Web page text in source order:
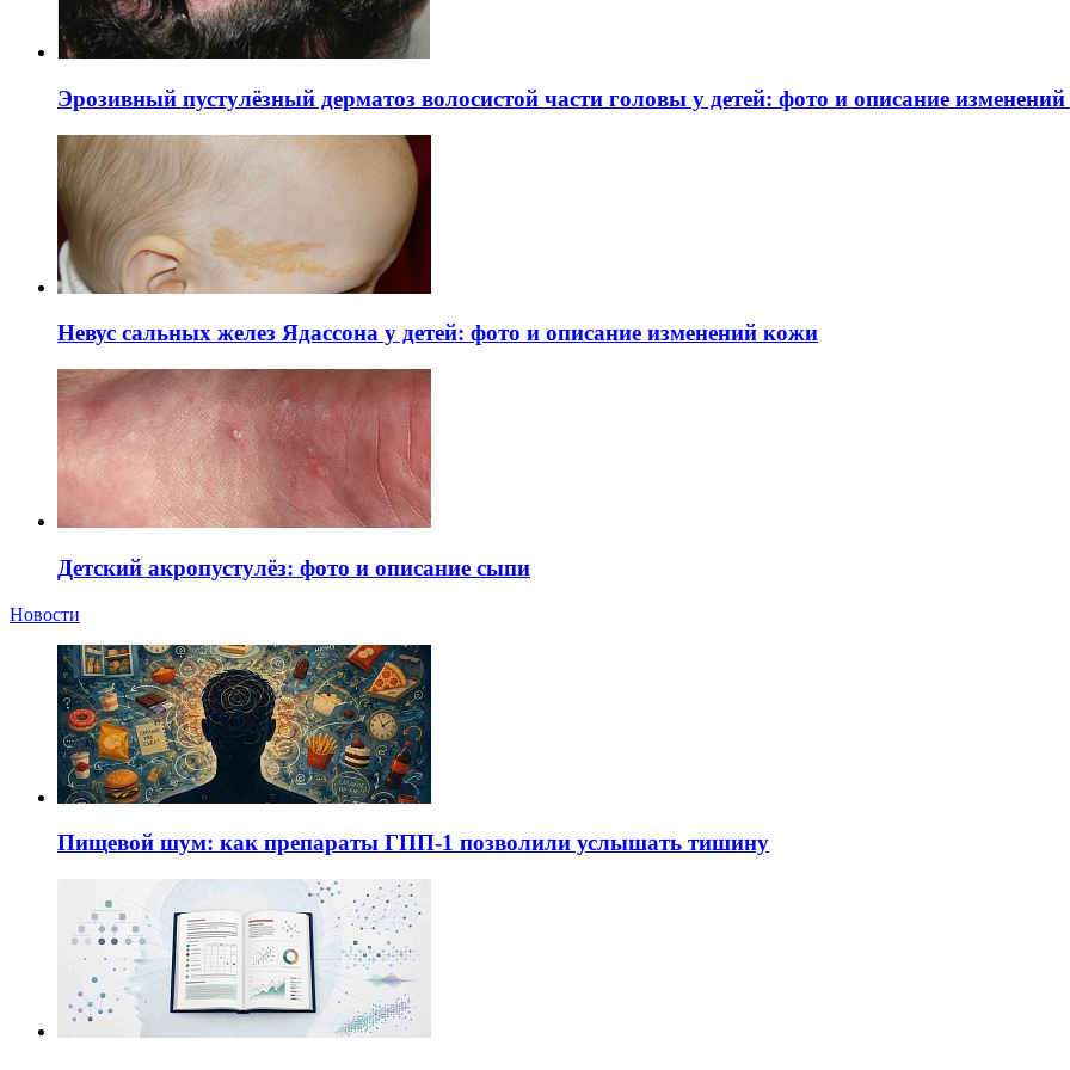
Эрозивный пустулёзный дерматоз волосистой части головы у детей: фото и описание
Невус сальных желез Ядассона у детей: фото и описание изменений кожи
Детский акропустулёз: фото и описание сыпи
Новости
Пищевой шум: как препараты ГПП-1 позволили услышать тишину